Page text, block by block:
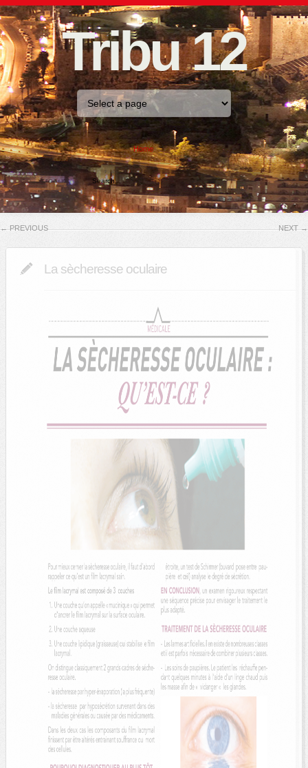
Tribu 12
Home
← PREVIOUS NEXT →
La sècheresse oculaire